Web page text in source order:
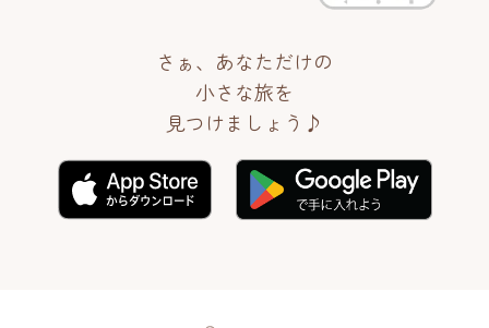
さぁ、あなただけの
小さな旅を
見つけましょう♪